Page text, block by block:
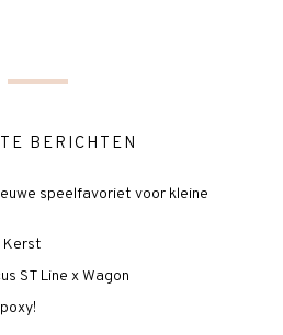
BERICHTEN
speelfavoriet voor kleine
Kerst
ST Line x Wagon